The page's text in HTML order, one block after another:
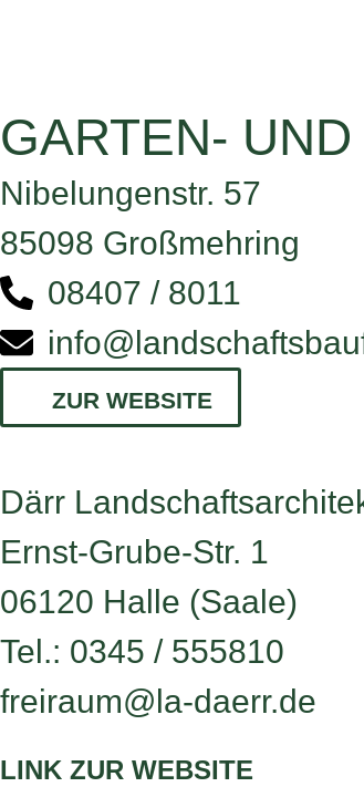
GARTEN-
Nibelungenstr. 57
85098 Großmehring
08407 / 8011
ZUR WEBSITE
Därr
Ernst-Grube-Str. 1
06120 Halle (Saale)
Tel.: 0345 / 555810
freiraum@la-daerr.de
LINK ZUR WEBSITE